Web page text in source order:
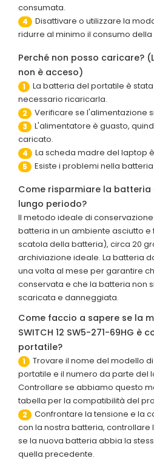
consumata.
4
Disattivare o utilizzare la
ridurre al minimo il consumo
Perché non posso caricare?
non è acceso)
1
La batteria del portatile è
necessario ricaricarla.
2 Verificare se l'alimentazione
3
L'alimentatore è guasto,
caricato.
4 La scheda madre del laptop
5 Esiste i problemi nella
Come risparmiare la
lungo periodo?
Il metodo ideale di
batteria in un ambiente asciutto
scatola della batteria), circa 20
archiviazione ideale. La batteria
una volta al mese per garantire
conservata e che la batteria non
scaricata e danneggiata.
Come faccio a sapere se la
SWITCH 12 SW5-271-69HG è
portatile?
1
Trovare il nome del modello
portatile e il numero da parte del
Controllare se abbiamo questo
tabella per la compatibilità del
2
Confrontare la tensione e la
con la nostra batteria,
se la nuova batteria abbia la
quella precedente.